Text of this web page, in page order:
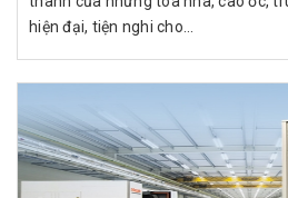
hiện đại, tiện nghi cho...